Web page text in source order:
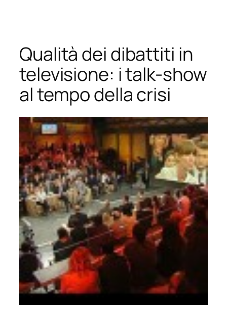
contenuto
Qualità dei dibattiti in
televisione: i talk-show
al tempo della crisi